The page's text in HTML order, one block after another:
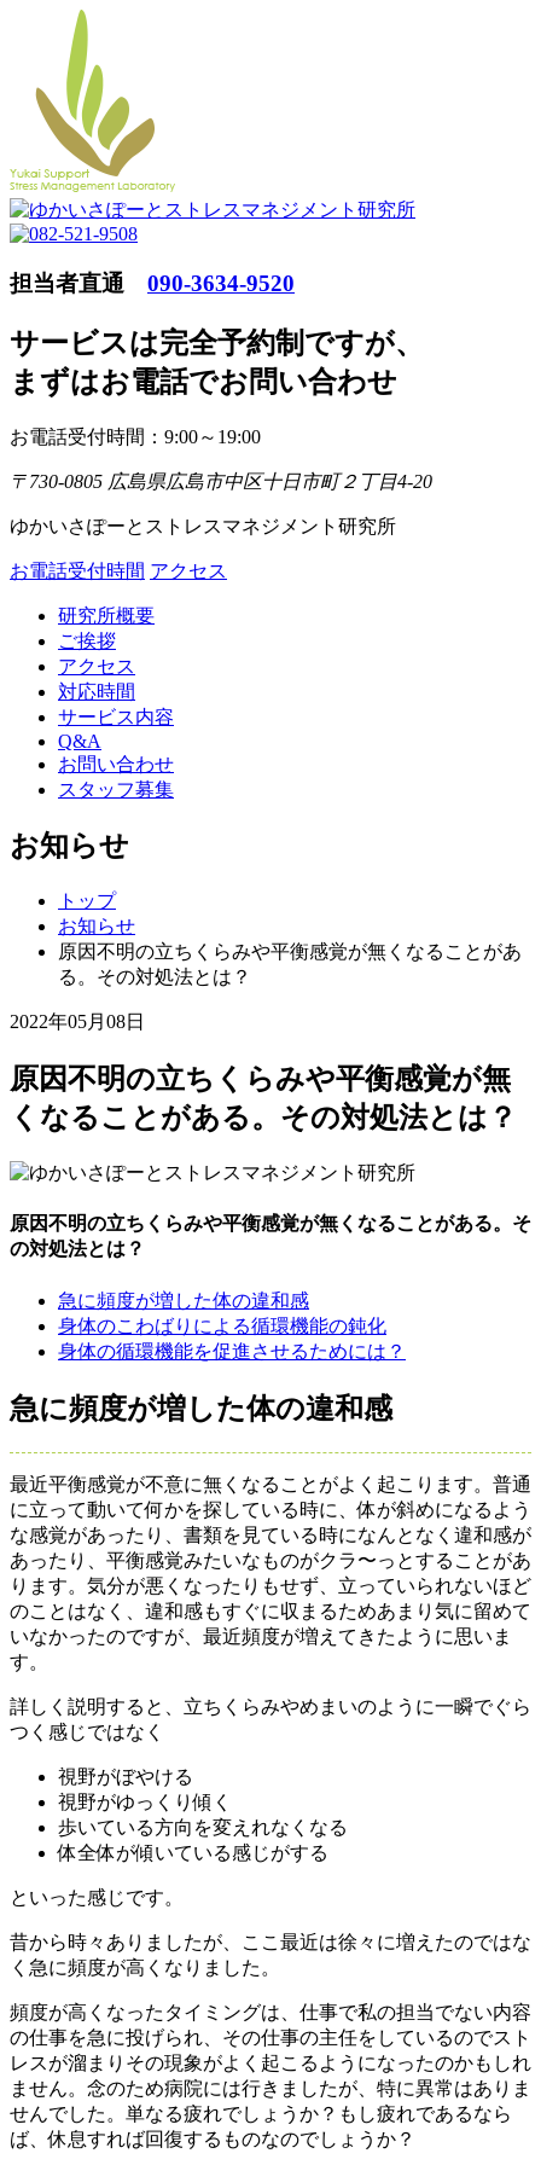
担当者直通 090-3634-9520
サービスは完全予約制ですが、
まずはお電話でお問い合わせ
お電話受付時間：9:00～19:00
〒730-0805 広島県広島市中区十日市町２丁目4-20
ゆかいさぽーとストレスマネジメント研究所
お電話受付時間 アクセス
研究所概要
ご挨拶
アクセス
対応時間
サービス内容
Q&A
お問い合わせ
スタッフ募集
お知らせ
トップ
お知らせ
原因不明の立ちくらみや平衡感覚が無くなることがあ
る。その対処法とは？
2022年05月08日
原因不明の立ちくらみや平衡感覚が無
くなることがある。その対処法とは？
原因不明の立ちくらみや平衡感覚が無くなることがある。そ
の対処法とは？
急に頻度が増した体の違和感
身体のこわばりによる循環機能の鈍化
身体の循環機能を促進させるためには？
急に頻度が増した体の違和感
最近平衡感覚が不意に無くなることがよく起こります。普通
に立って動いて何かを探している時に、体が斜めになるよう
な感覚があったり、書類を見ている時になんとなく違和感が
あったり、平衡感覚みたいなものがクラ〜っとすることがあ
ります。気分が悪くなったりもせず、立っていられないほど
のことはなく、違和感もすぐに収まるためあまり気に留めて
いなかったのですが、最近頻度が増えてきたように思いま
す。
詳しく説明すると、立ちくらみやめまいのように一瞬でぐら
つく感じではなく
視野がぼやける
視野がゆっくり傾く
歩いている方向を変えれなくなる
体全体が傾いている感じがする
といった感じです。
昔から時々ありましたが、ここ最近は徐々に増えたのではな
く急に頻度が高くなりました。
頻度が高くなったタイミングは、仕事で私の担当でない内容
の仕事を急に投げられ、その仕事の主任をしているのでスト
レスが溜まりその現象がよく起こるようになったのかもしれ
ません。念のため病院には行きましたが、特に異常はありま
せんでした。単なる疲れでしょうか？もし疲れであるなら
ば、休息すれば回復するものなのでしょうか？